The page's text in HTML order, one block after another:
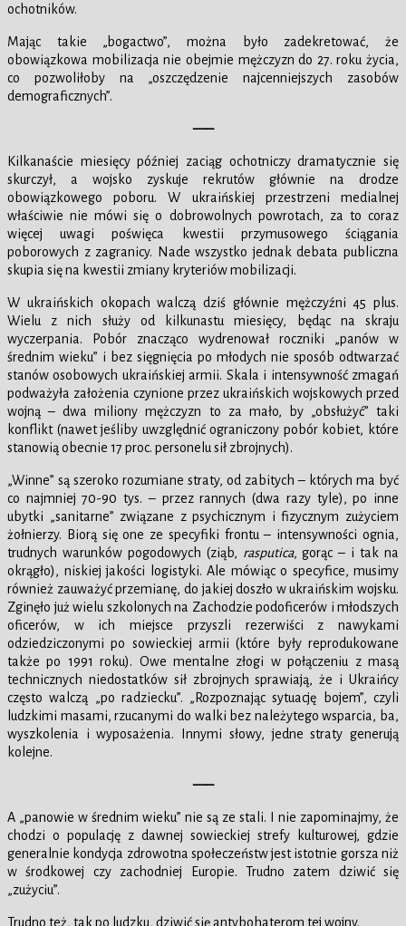
ochotników.
Mając takie „bogactwo”, można było zadekretować, że
obowiązkowa mobilizacja nie obejmie mężczyzn do 27. roku życia,
co pozwoliłoby na „oszczędzenie najcenniejszych zasobów
demograficznych”.
—–
Kilkanaście miesięcy później zaciąg ochotniczy dramatycznie się
skurczył, a wojsko zyskuje rekrutów głównie na drodze
obowiązkowego poboru. W ukraińskiej przestrzeni medialnej
właściwie nie mówi się o dobrowolnych powrotach, za to coraz
więcej uwagi poświęca kwestii przymusowego ściągania
poborowych z zagranicy. Nade wszystko jednak debata publiczna
skupia się na kwestii zmiany kryteriów mobilizacji.
W ukraińskich okopach walczą dziś głównie mężczyźni 45 plus.
Wielu z nich służy od kilkunastu miesięcy, będąc na skraju
wyczerpania. Pobór znacząco wydrenował roczniki „panów w
średnim wieku” i bez sięgnięcia po młodych nie sposób odtwarzać
stanów osobowych ukraińskiej armii. Skala i intensywność zmagań
podważyła założenia czynione przez ukraińskich wojskowych przed
wojną – dwa miliony mężczyzn to za mało, by „obsłużyć” taki
konflikt (nawet jeśliby uwzględnić ograniczony pobór kobiet, które
stanowią obecnie 17 proc. personelu sił zbrojnych).
„Winne” są szeroko rozumiane straty, od zabitych – których ma być
co najmniej 70-90 tys. – przez rannych (dwa razy tyle), po inne
ubytki „sanitarne” związane z psychicznym i fizycznym zużyciem
żołnierzy. Biorą się one ze specyfiki frontu – intensywności ognia,
trudnych warunków pogodowych (ziąb, rasputica, gorąc – i tak na
okrągło), niskiej jakości logistyki. Ale mówiąc o specyfice, musimy
również zauważyć przemianę, do jakiej doszło w ukraińskim wojsku.
Zginęło już wielu szkolonych na Zachodzie podoficerów i młodszych
oficerów, w ich miejsce przyszli rezerwiści z nawykami
odziedziczonymi po sowieckiej armii (które były reprodukowane
także po 1991 roku). Owe mentalne złogi w połączeniu z masą
technicznych niedostatków sił zbrojnych sprawiają, że i Ukraińcy
często walczą „po radziecku”. „Rozpoznając sytuację bojem”, czyli
ludzkimi masami, rzucanymi do walki bez należytego wsparcia, ba,
wyszkolenia i wyposażenia. Innymi słowy, jedne straty generują
kolejne.
—–
A „panowie w średnim wieku” nie są ze stali. I nie zapominajmy, że
chodzi o populację z dawnej sowieckiej strefy kulturowej, gdzie
generalnie kondycja zdrowotna społeczeństw jest istotnie gorsza niż
w środkowej czy zachodniej Europie. Trudno zatem dziwić się
„zużyciu”.
Trudno też, tak po ludzku, dziwić się antybohaterom tej wojny.